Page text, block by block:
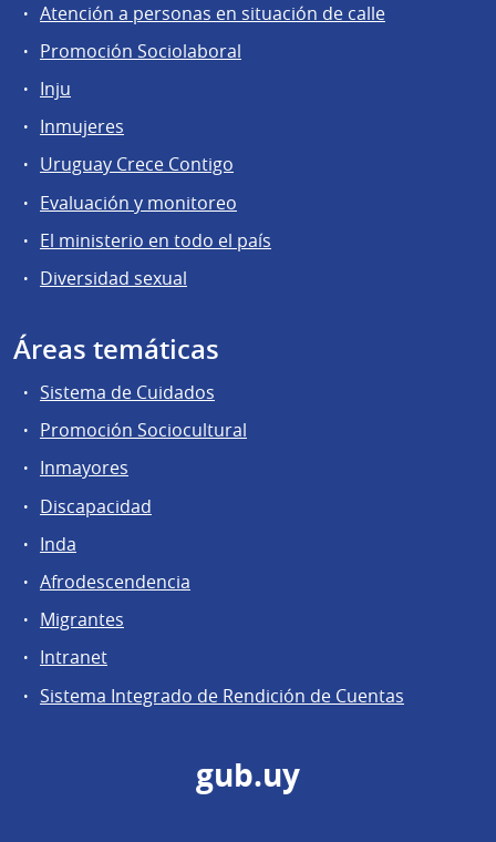
Atención a personas en situación de calle
Promoción Sociolaboral
Inju
Inmujeres
Uruguay Crece Contigo
Evaluación y monitoreo
El ministerio en todo el país
Diversidad sexual
Áreas temáticas
Sistema de Cuidados
Promoción Sociocultural
Inmayores
Discapacidad
Inda
Afrodescendencia
Migrantes
Intranet
Sistema Integrado de Rendición de Cuentas
gub.uy